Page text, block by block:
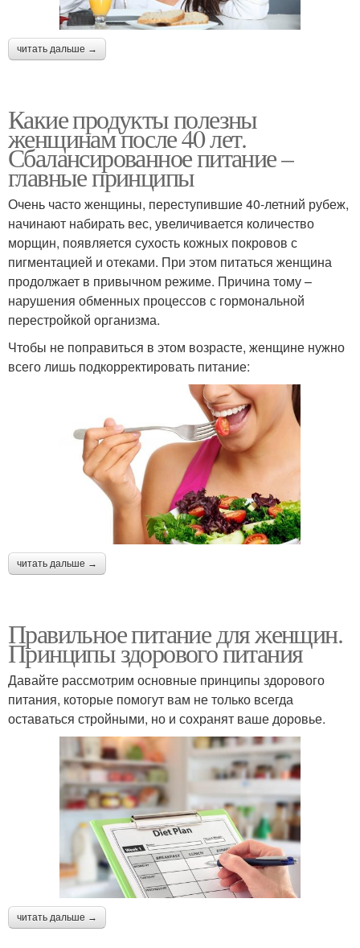
читать дальше →
Какие продукты полезны
женщинам после 40 лет.
Сбалансированное питание –
главные принципы
Очень часто женщины, переступившие 40-летний рубеж,
начинают набирать вес, увеличивается количество
морщин, появляется сухость кожных покровов с
пигментацией и отеками. При этом питаться женщина
продолжает в привычном режиме. Причина тому –
нарушения обменных процессов с гормональной
перестройкой организма.
Чтобы не поправиться в этом возрасте, женщине нужно
всего лишь подкорректировать питание:
читать дальше →
Правильное питание для женщин.
Принципы здорового питания
Давайте рассмотрим основные принципы здорового
питания, которые помогут вам не только всегда
оставаться стройными, но и сохранят ваше доровье.
читать дальше →